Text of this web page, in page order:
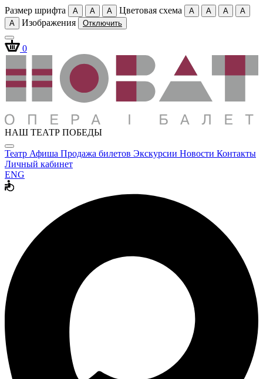
Размер шрифта A A A Цветовая схема A A A
A
A
Изображения Отключить
0
НАШ ТЕАТР ПОБЕДЫ
Театр Афиша Продажа билетов Экскурсии Новости Контакты
Личный кабинет
ENG